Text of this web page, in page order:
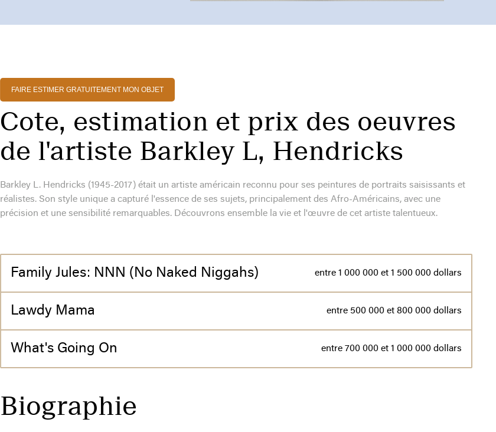
FAIRE ESTIMER GRATUITEMENT MON OBJET
Cote, estimation et prix des oeuvres
de l'artiste Barkley L, Hendricks
Barkley L. Hendricks (1945-2017) était un artiste américain reconnu pour ses peintures de portraits saisissants et
réalistes. Son style unique a capturé l'essence de ses sujets, principalement des Afro-Américains, avec une
précision et une sensibilité remarquables. Découvrons ensemble la vie et l'œuvre de cet artiste talentueux.
Family Jules: NNN (No Naked Niggahs) entre 1 000 000 et 1 500 000 dollars
Lawdy Mama entre 500 000 et 800 000 dollars
What's Going On entre 700 000 et 1 000 000 dollars
Biographie